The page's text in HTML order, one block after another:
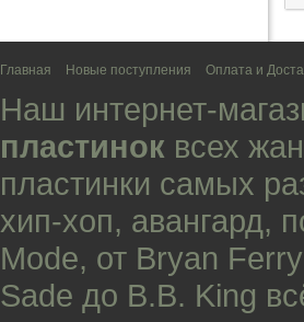
Главная Новые поступления Оплата и
Наш интернет-
пластинок всех
пластинки самых
хип-хоп, авангард,
Mode, от Bryan Ferry
Sade до B.B. King